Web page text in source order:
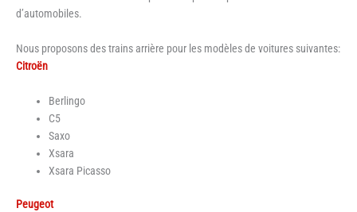
d’automobiles.
Nous proposons des trains arrière pour les modèles de voitures suivantes:
Citroën
Berlingo
C5
Saxo
Xsara
Xsara Picasso
Peugeot